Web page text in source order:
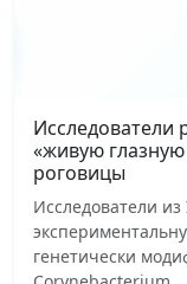
Исследователи
«живую
роговицы
Исследователи
генетически